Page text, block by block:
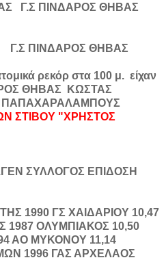
ΠΙΝΔΑΡΟΣ ΘΗΒΑΣ
Γ.Σ ΠΙΝΔΑΡΟΣ ΘΗΒΑΣ
ρεκόρ στα 100 μ. είχαν
ΘΗΒΑΣ ΚΩΣΤΑΣ
ΠΑΠΑΧΑΡΑΛΑΜΠΟΥΣ
ΣΤΙΒΟΥ "ΧΡΗΣΤΟΣ
ΣΥΛΛΟΓΟΣ ΕΠΙΔΟΣΗ
1990 ΓΣ ΧΑΙΔΑΡΙΟΥ 10,47
1987 ΟΛΥΜΠΙΑΚΟΣ 10,50
ΑΟ ΜΥΚΟΝΟΥ 11,14
1996 ΓΑΣ ΑΡΧΕΛΑΟΣ